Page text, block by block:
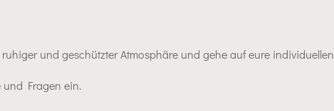
und geschützter Atmosphäre und gehe auf eure individuellen
und Fragen ein.